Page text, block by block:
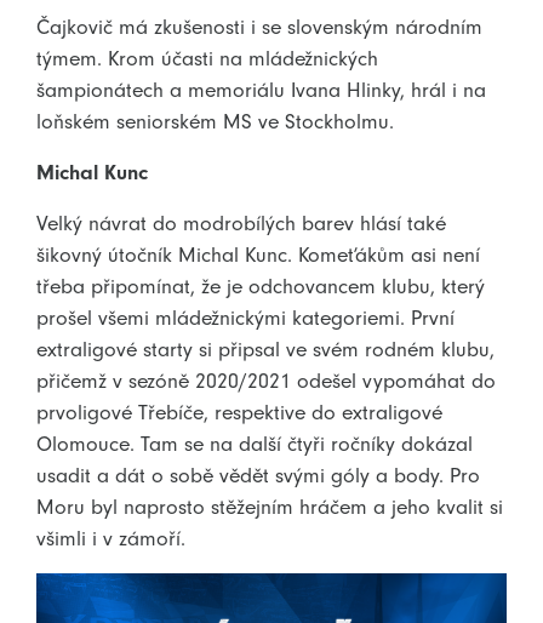
Čajkovič má zkušenosti i se slovenským národním
týmem. Krom účasti na mládežnických
šampionátech a memoriálu Ivana Hlinky, hrál i na
loňském seniorském MS ve Stockholmu.
Michal Kunc
Velký návrat do modrobílých barev hlásí také
šikovný útočník Michal Kunc. Komeťákům asi není
třeba připomínat, že je odchovancem klubu, který
prošel všemi mládežnickými kategoriemi. První
extraligové starty si připsal ve svém rodném klubu,
přičemž v sezóně 2020/2021 odešel vypomáhat do
prvoligové Třebíče, respektive do extraligové
Olomouce. Tam se na další čtyři ročníky dokázal
usadit a dát o sobě vědět svými góly a body. Pro
Moru byl naprosto stěžejním hráčem a jeho kvalit si
všimli i v zámoří.